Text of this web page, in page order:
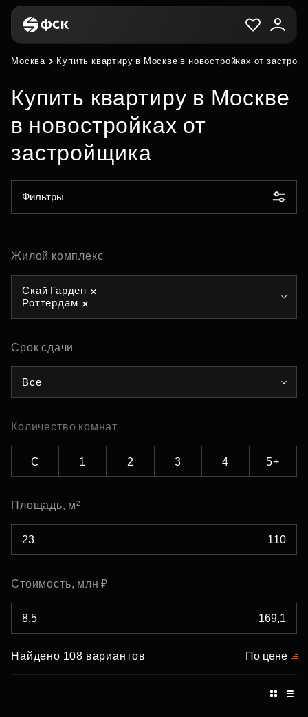
Москва Купить квартиру в Москве в новостройках от
Купить квартиру в Москве
в новостройках от
застройщика
Фильтры
Жилой комплекс
Скай Гарден
Роттердам
Срок сдачи
Все
Количество комнат
С 1 2 3 4 5+
Площадь, м²
Стоимость, млн ₽
Найдено 108 вариантов По цене